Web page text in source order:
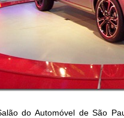
do Automóvel de São